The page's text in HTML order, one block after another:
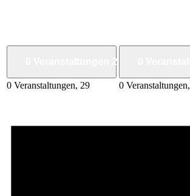
29
0 Veranstaltungen, 29 0 Veranstaltungen,